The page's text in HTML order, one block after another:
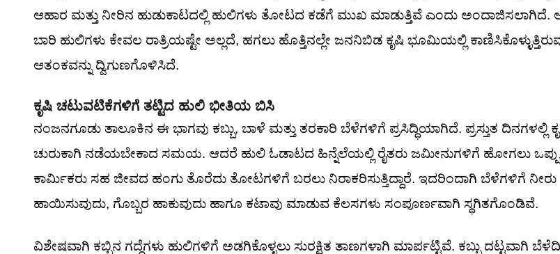
ಆಹಾರ ಮತ್ತು ನೀರಿನ ಹುಡುಕಾಟದಲ್ಲಿ ಹುಲಿಗಳು ತೋಟದ ಕಡೆಗೆ ಮುಖ ಮಾಡುತ್ತಿವೆ ಎಂದು ಅಂದಾಜಿಸಲಾಗಿದೆ.
ಬಾರಿ ಹುಲಿಗಳು ಕೇವಲ ರಾತ್ರಿಯಷ್ಟೇ ಅಲ್ಲದೆ, ಹಗಲು ಹೊತ್ತಿನಲ್ಲೇ ಜನನಿಬಿಡ ಕೃಷಿ ಭೂಮಿಯಲ್ಲಿ
ಆತಂಕವನ್ನು ದ್ವಿಗುಣಗೊಳಿಸಿದೆ.
ಕೃಷಿ ಚಟುವಟಿಕೆಗಳಿಗೆ ತಟ್ಟಿದ ಹುಲಿ ಭೀತಿಯ ಬಿಸಿ
ನಂಜನಗೂಡು ತಾಲೂಕಿನ ಈ ಭಾಗವು ಕಬ್ಬು, ಬಾಳೆ ಮತ್ತು ತರಕಾರಿ ಬೆಳೆಗಳಿಗೆ ಪ್ರಸಿದ್ಧಿಯಾಗಿದೆ. ಪ್ರಸ್ತುತ ದಿನಗಳಲ್ಲಿ
ಚುರುಕಾಗಿ ನಡೆಯಬೇಕಾದ ಸಮಯ. ಆದರೆ ಹುಲಿ ಓಡಾಟದ ಹಿನ್ನೆಲೆಯಲ್ಲಿ ರೈತರು ಜಮೀನುಗಳಿಗೆ ಹೋಗಲು
ಕಾರ್ಮಿಕರು ಸಹ ಜೀವದ ಹಂಗು ತೊರೆದು ತೋಟಗಳಿಗೆ ಬರಲು ನಿರಾಕರಿಸುತ್ತಿದ್ದಾರೆ. ಇದರಿಂದಾಗಿ ಬೆಳೆಗಳಿಗೆ ನೀರು
ಹಾಯಿಸುವುದು, ಗೊಬ್ಬರ ಹಾಕುವುದು ಹಾಗೂ ಕಟಾವು ಮಾಡುವ ಕೆಲಸಗಳು ಸಂಪೂರ್ಣವಾಗಿ ಸ್ಥಗಿತಗೊಂಡಿವೆ.
ವಿಶೇಷವಾಗಿ ಕಬ್ಬಿನ ಗದ್ದೆಗಳು ಹುಲಿಗಳಿಗೆ ಅಡಗಿಕೊಳ್ಳಲು ಸುರಕ್ಷಿತ ತಾಣಗಳಾಗಿ ಮಾರ್ಪಟ್ಟಿವೆ. ಕಬ್ಬು ದಟ್ಟವಾಗಿ